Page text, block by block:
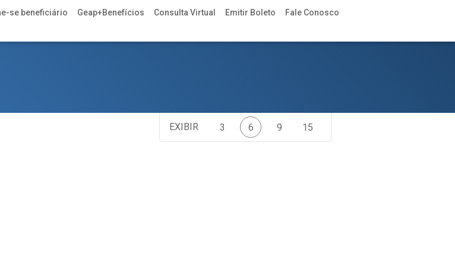
se beneficiário Geap+Benefícios Consulta Virtual Emitir Boleto
Fale Conosco
EXIBIR 3 6 9 15